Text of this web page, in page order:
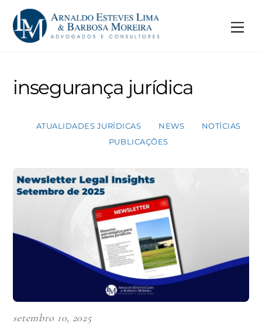
content
insegurança jurídica
ATUALIDADES JURÍDICAS NEWS
NOTÍCIAS
PUBLICAÇÕES
setembro 10, 2025